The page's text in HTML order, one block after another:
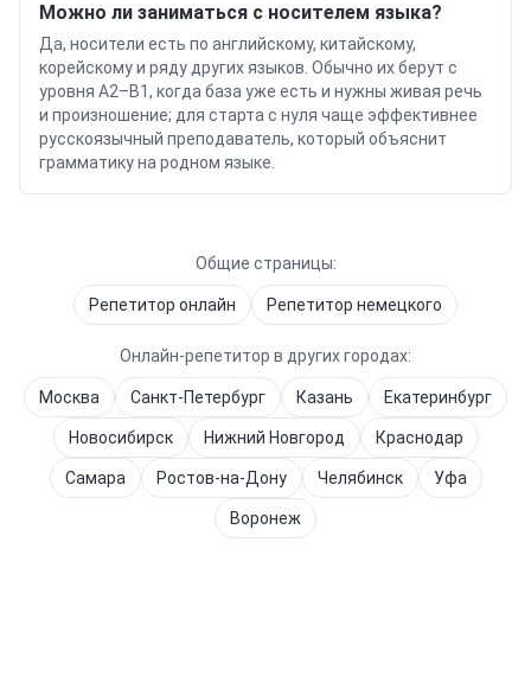
Можно ли заниматься с носителем языка?
Да, носители есть по английскому, китайскому,
корейскому и ряду других языков. Обычно их берут с
уровня A2–B1, когда база уже есть и нужны живая речь
и произношение; для старта с нуля чаще эффективнее
русскоязычный преподаватель, который объяснит
грамматику на родном языке.
Общие страницы:
Репетитор онлайн Репетитор немецкого
Онлайн-репетитор в других городах:
Москва Санкт-Петербург Казань Екатеринбург
Новосибирск Нижний Новгород Краснодар
Самара Ростов-на-Дону Челябинск Уфа
Воронеж